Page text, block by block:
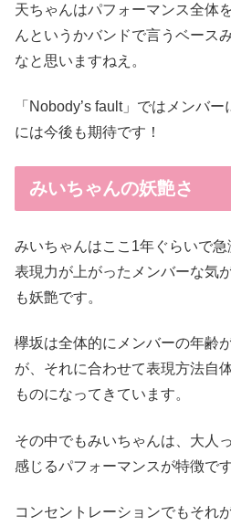
天ちゃんはパフォーマンス全体
んというかバンドで言うベース
なと思いますねえ。
「Nobody’s fault」ではメンバ
には今後も期待です！
みいちゃんの妖艶さ
みいちゃんはここ1年ぐらいで
表現力が上がったメンバーな気
も妖艶です。
欅坂は全体的にメンバーの年齢
が、それに合わせて表現方法自
ものになってきています。
その中でもみいちゃんは、大人
感じるパフォーマンスが特徴です
コンセントレーションでもそれ